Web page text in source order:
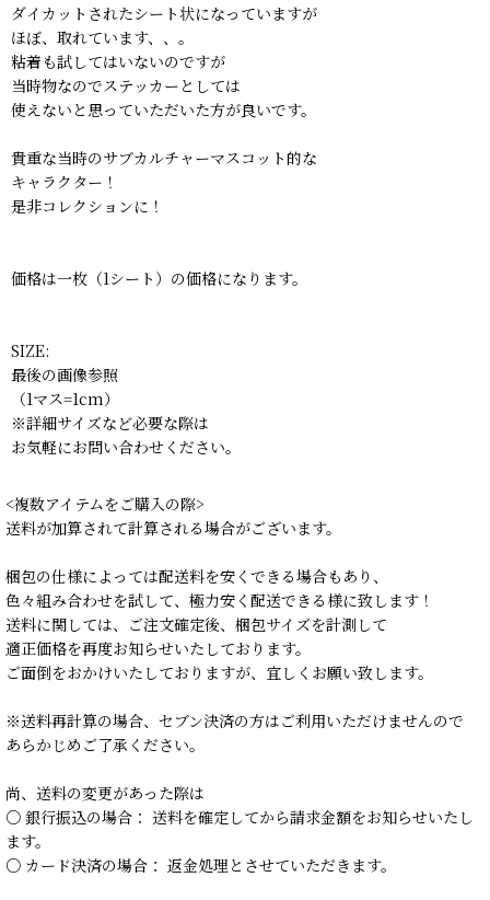
ダイカットされたシート状になっていますが
ほぼ、取れています、、。
粘着も試してはいないのですが
当時物なのでステッカーとしては
使えないと思っていただいた方が良いです。
貴重な当時のサブカルチャーマスコット的な
キャラクター！
是非コレクションに！
価格は一枚（1シート）の価格になります。
SIZE:
最後の画像参照
（1マス=1cm）
※詳細サイズなど必要な際は
お気軽にお問い合わせください。
<複数アイテムをご購入の際>
送料が加算されて計算される場合がございます。
梱包の仕様によっては配送料を安くできる場合もあり、
色々組み合わせを試して、極力安く配送できる様に致します！
送料に関しては、ご注文確定後、梱包サイズを計測して
適正価格を再度お知らせいたしております。
ご面倒をおかけいたしておりますが、宜しくお願い致します。
※送料再計算の場合、セブン決済の方はご利用いただけませんので
あらかじめご了承ください。
尚、送料の変更があった際は
○ 銀行振込の場合： 送料を確定してから請求金額をお知らせいたし
ます。
○ カード決済の場合： 返金処理とさせていただきます。